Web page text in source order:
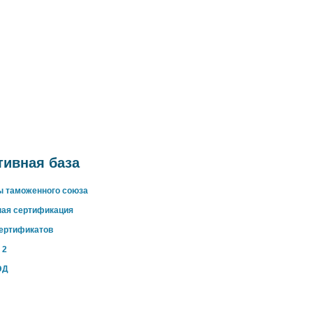
база
таможенного союза
сертификация
2